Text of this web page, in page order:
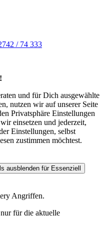
/ 74 333
und für Dich ausgewählte
nutzen wir auf unserer Seite
Privatsphäre Einstellungen
einsetzen und jederzeit,
Einstellungen, selbst
zustimmen möchtest.
ausblenden für Essenziell
Angriffen.
für die aktuelle